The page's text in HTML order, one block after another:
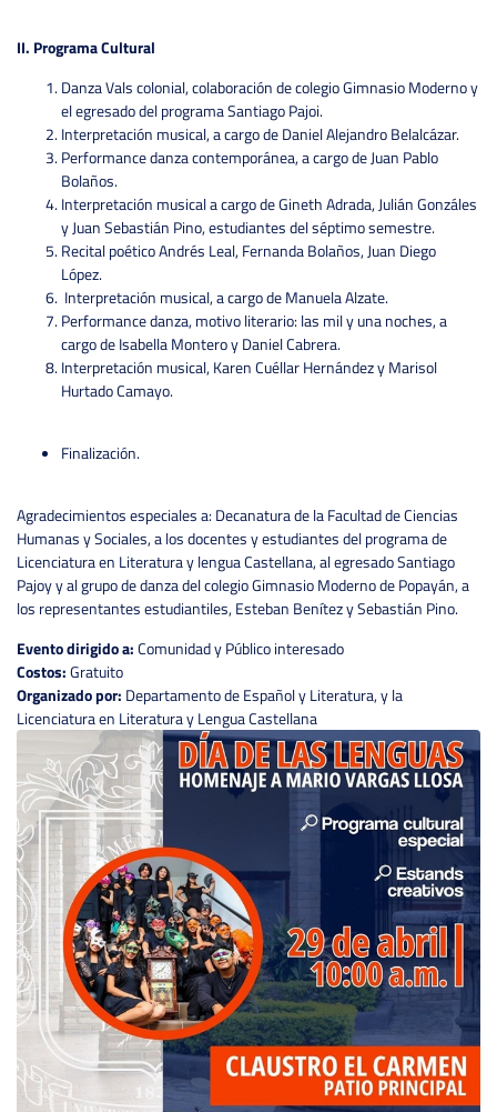
II. Programa Cultural
Danza Vals colonial, colaboración de colegio Gimnasio Moderno y
el egresado del programa Santiago Pajoi.
Interpretación musical, a cargo de Daniel Alejandro Belalcázar.
Performance danza contemporánea, a cargo de Juan Pablo
Bolaños.
Interpretación musical a cargo de Gineth Adrada, Julián Gonzáles
y Juan Sebastián Pino, estudiantes del séptimo semestre.
Recital poético Andrés Leal, Fernanda Bolaños, Juan Diego
López.
Interpretación musical, a cargo de Manuela Alzate.
Performance danza, motivo literario: las mil y una noches, a
cargo de Isabella Montero y Daniel Cabrera.
Interpretación musical, Karen Cuéllar Hernández y Marisol
Hurtado Camayo.
Finalización.
Agradecimientos especiales a: Decanatura de la Facultad de Ciencias
Humanas y Sociales, a los docentes y estudiantes del programa de
Licenciatura en Literatura y lengua Castellana, al egresado Santiago
Pajoy y al grupo de danza del colegio Gimnasio Moderno de Popayán, a
los representantes estudiantiles, Esteban Benítez y Sebastián Pino.
Evento dirigido a:Comunidad y Público interesado
Costos:Gratuito
Organizado por: Departamento de Español y Literatura, y la
Licenciatura en Literatura y Lengua Castellana